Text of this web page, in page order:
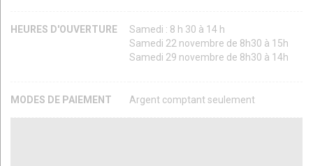
HEURES D'OUVERTURE
Samedi : 8 h 30 à 14 h
Samedi 22 novembre de 8h30 à 15h
Samedi 29 novembre de 8h30 à 14h
MODES DE PAIEMENT Argent comptant seulement